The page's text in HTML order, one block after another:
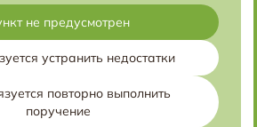
не предусмотрен
устранить недостатки
повторно выполнить
поручение